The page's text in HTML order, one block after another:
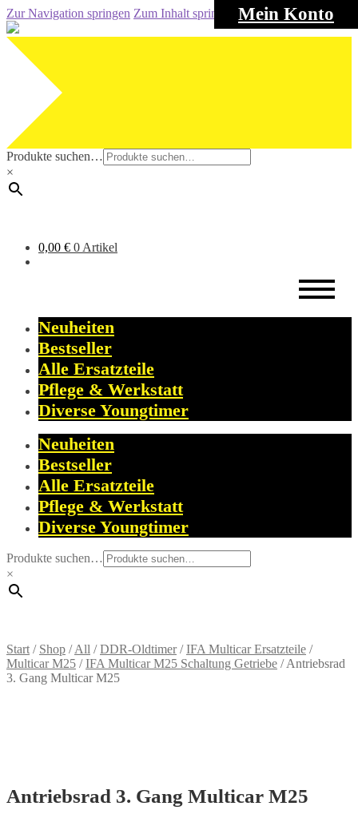
Mein Konto
Zur Navigation springen Zum Inhalt springen
Produkte suchen…
×
0,00 € 0 Artikel
Neuheiten
Bestseller
Alle Ersatzteile
Pflege & Werkstatt
Diverse Youngtimer
Neuheiten
Bestseller
Alle Ersatzteile
Pflege & Werkstatt
Diverse Youngtimer
Produkte suchen…
×
Start / Shop /All /DDR-Oldtimer/IFA Multicar Ersatzteile /
Multicar M25 /IFA Multicar M25 Schaltung Getriebe /Antriebsrad
3. Gang Multicar M25
Antriebsrad 3. Gang Multicar M25